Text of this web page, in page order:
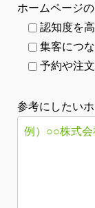
ホームページ
認知度を
集客につ
予約や注
参考にしたい